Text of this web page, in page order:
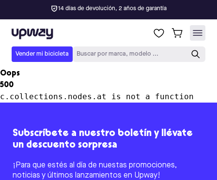
14 días de devolución, 2 años de garantía
Upway
Vender mi bicicleta Buscar por marca, modelo ...
Oops
500
c.collections.nodes.at is not a function
Subscríbete a nuestro boletín y llévate
un descuento sorpresa
¡Para que estés al día de nuestas promociones,
noticias y últimos lanzamientos en Upway!